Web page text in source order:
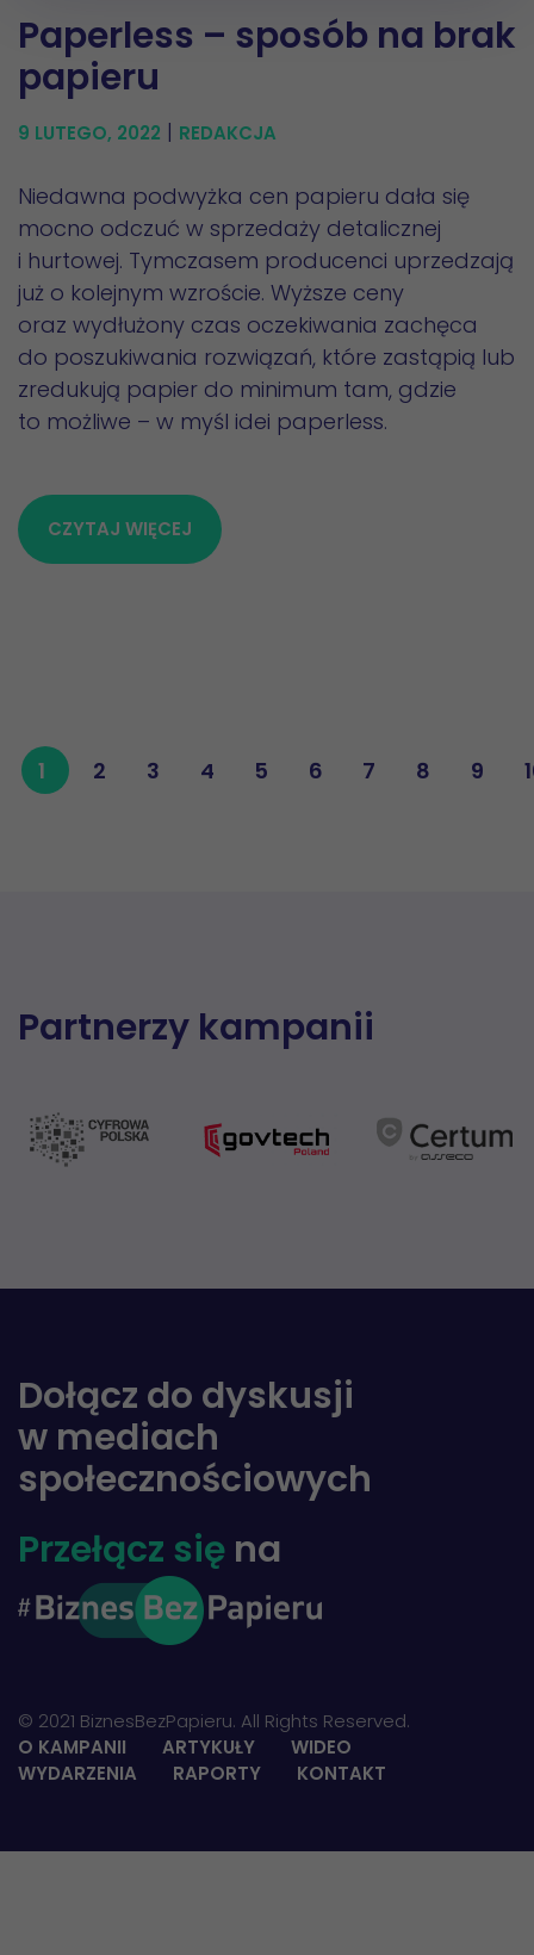
Paperless – sposób na brak
papieru
9 LUTEGO, 2022 | REDAKCJA
Niedawna podwyżka cen papieru dała się
mocno odczuć w sprzedaży detalicznej
i hurtowej. Tymczasem producenci uprzedzają
już o kolejnym wzroście. Wyższe ceny
oraz wydłużony czas oczekiwania zachęca
do poszukiwania rozwiązań, które zastąpią lub
zredukują papier do minimum tam, gdzie
to możliwe – w myśl idei paperless.
CZYTAJ WIĘCEJ
1 2 3 4 5 6 7 8 9
Partnerzy kampanii
Dołącz do dyskusji
w mediach
społecznościowych
Przełącz się na
© 2021 BiznesBezPapieru. All Rights Reserved.
O KAMPANII
ARTYKUŁY
WIDEO
WYDARZENIA
RAPORTY KONTAKT